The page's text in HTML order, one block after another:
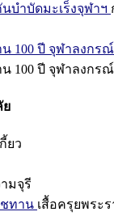
บำบัดมะเร็งจุฬาฯ
100 ปี จุฬาลงกร
100 ปี จุฬาลงกร
ย
ยว
มจุรี
ชทาน เสื้อครุยพระ